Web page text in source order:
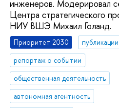
инженеров. Модерировал
Центра стратегического
НИУ ВШЭ Михаил Голанд.
Приоритет 2030
публикации
репортаж о событии
общественная деятельность
автономная агентность